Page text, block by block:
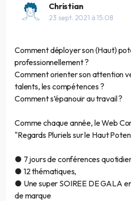
Christian
23 sept. 2021 à 15:08
Comment déployer son (Haut)
professionnellement ?
Comment orienter son attention
talents, les compétences ?
Comment s’épanouir au travail ?
Comme chaque année, le Web
"Regards Pluriels sur le Haut
● 7 jours de conférences
● 12 thématiques,
● Une super SOIREE DE GALA
de marque